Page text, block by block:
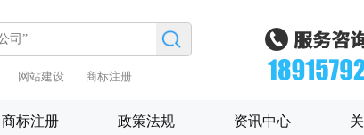
网站建设 商标注册
商标注册 政策法规 资讯中心